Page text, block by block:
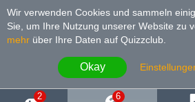
Wir verwenden Cookies und sammeln
Sie, um Ihre Nutzung unserer Website zu
mehr über Ihre Daten auf Quizzclub.
Okay
2 6